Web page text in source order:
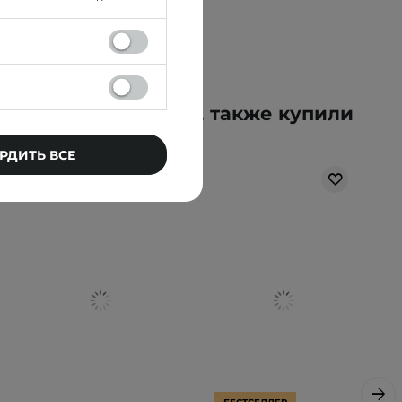
этот товар, также купили
ВСЕ